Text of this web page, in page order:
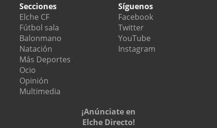
Secciones
Elche CF
Fútbol sala
Balonmano
Natación
Más Deportes
Ocio
Opinión
Multimedia
Síguenos
Facebook
Twitter
YouTube
Instagram
¡Anúnciate en
Elche Directo!